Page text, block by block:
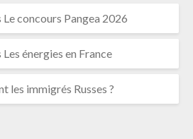
Le concours Pangea 2026
Les énergies en France
les immigrés Russes ?